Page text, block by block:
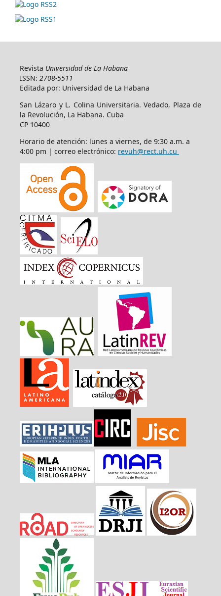
Revista Universidad de La Habana
ISSN: 2708-5511
Editada por: Universidad de La Habana
San Lázaro y L. Colina Universitaria. Vedado, Plaza de
la Revolución, La Habana. Cuba
CP 10400
Horario de atención: lunes a viernes, de 9:30 a.m. a
4:00 pm | correo electrónico: revuh@rect.uh.cu